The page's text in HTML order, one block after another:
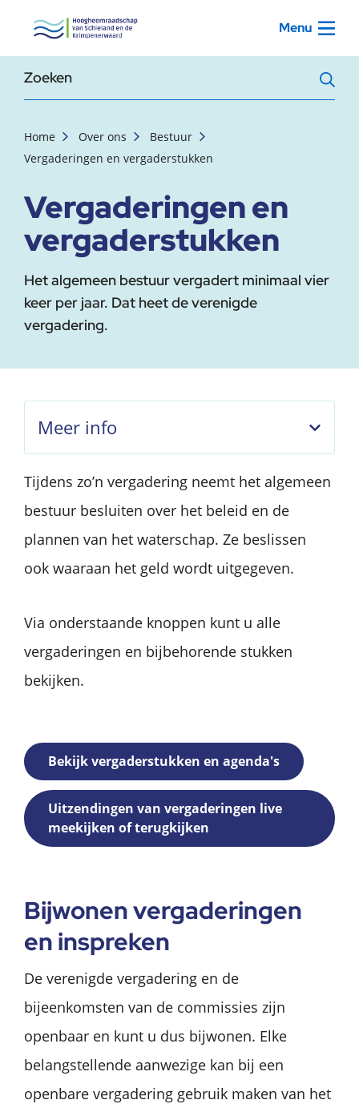
, startpagina Menu
Zoekterm
Home Over ons
Bestuur
Vergaderingen en vergaderstukken
Vergaderingen en
vergaderstukken
Het algemeen bestuur vergadert minimaal vier
keer per jaar. Dat heet de verenigde
vergadering.
Meer info
Tijdens zo’n vergadering neemt het algemeen
bestuur besluiten over het beleid en de
plannen van het waterschap. Ze beslissen
ook waaraan het geld wordt uitgegeven.
Via onderstaande knoppen kunt u alle
vergaderingen en bijbehorende stukken
bekijken.
Bekijk vergaderstukken en agenda's
Uitzendingen van vergaderingen live
meekijken of terugkijken
Bijwonen vergaderingen
en inspreken
De verenigde vergadering en de
bijeenkomsten van de commissies zijn
openbaar en kunt u dus bijwonen. Elke
belangstellende aanwezige kan bij een
openbare vergadering gebruik maken van het